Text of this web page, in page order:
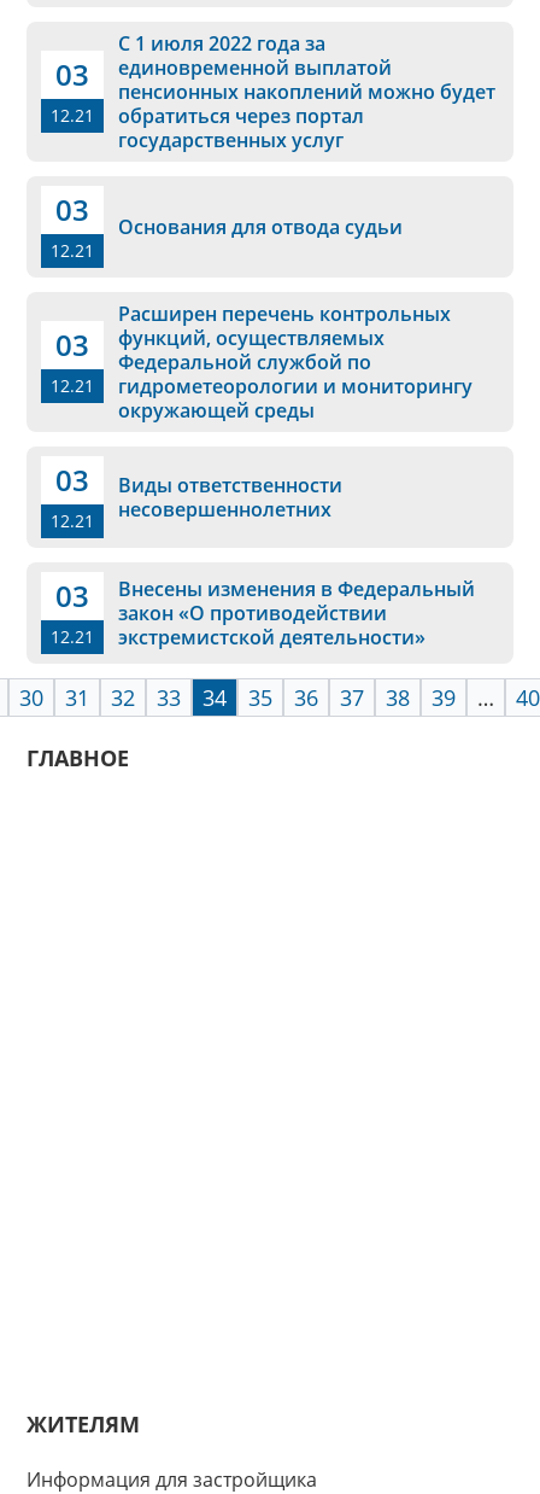
03
12.21
С 1 июля 2022 года за
единовременной выплатой
пенсионных накоплений можно будет
обратиться через портал
государственных услуг
03
12.21
Основания для отвода судьи
03
12.21
Расширен перечень контрольных
функций, осуществляемых
Федеральной службой по
гидрометеорологии и мониторингу
окружающей среды
03
12.21
Виды ответственности
несовершеннолетних
03
12.21
Внесены изменения в Федеральный
закон «О противодействии
экстремистской деятельности»
30 31 32 33 34 35 36 37 38 39 … 40
ГЛАВНОЕ
ЖИТЕЛЯМ
Информация для застройщика